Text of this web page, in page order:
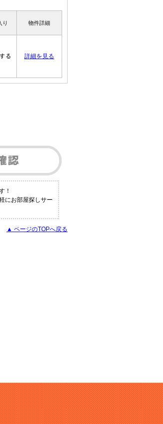
り 物件詳細
詳細を見る
！
にお部屋探しサー
▲ ページのTOPへ戻る